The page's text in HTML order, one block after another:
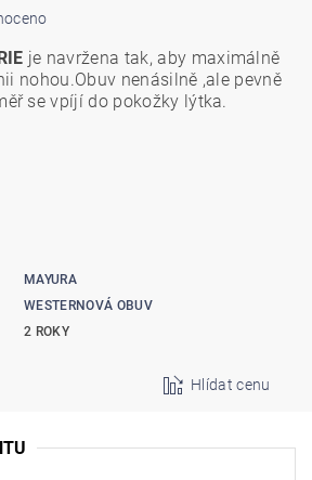
je navržena tak, aby maximálně
nohou.Obuv nenásilně ,ale pevně
se vpíjí do pokožky lýtka.
MAYURA
WESTERNOVÁ OBUV
2 ROKY
Hlídat cenu